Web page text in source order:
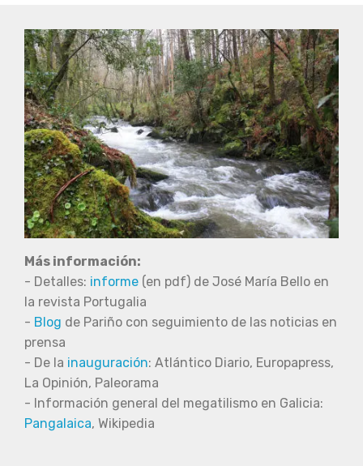
Más información:
- Detalles: informe (en pdf) de José María Bello en
la revista Portugalia
- Blog de Pariño con seguimiento de las noticias en
prensa
- De la inauguración: Atlántico Diario, Europapress,
La Opinión, Paleorama
- Información general del megatilismo en Galicia:
Pangalaica, Wikipedia